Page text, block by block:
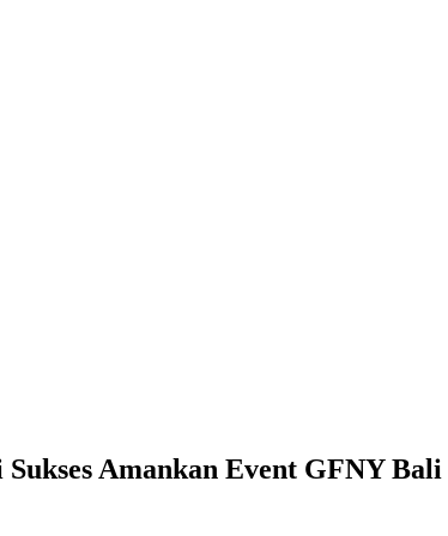
Amankan Event GFNY Bali